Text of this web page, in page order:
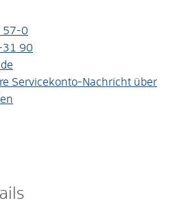
57-0
90
Servicekonto-Nachricht über